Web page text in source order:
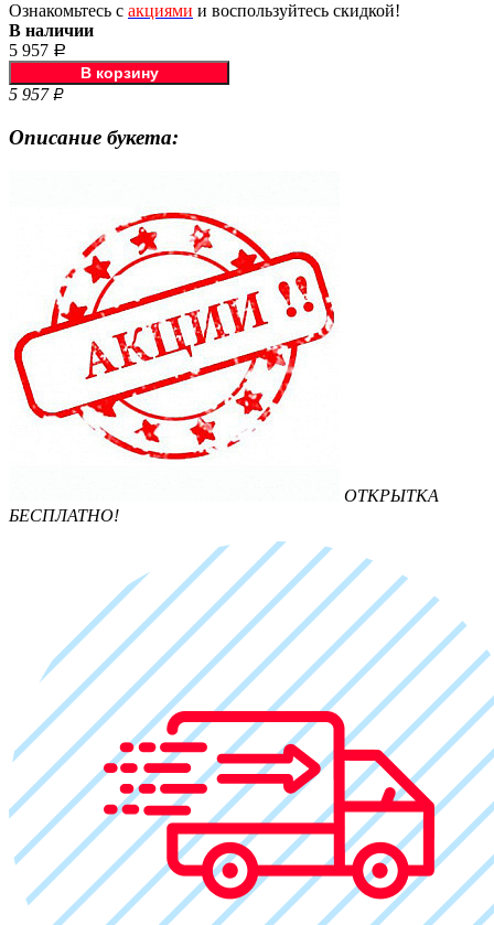
Ознакомьтесь с акциями и воспользуйтесь скидкой!
В наличии
5 957 Р
5 957 Р
Описание букета:
ОТКРЫТКА
БЕСПЛАТНО!